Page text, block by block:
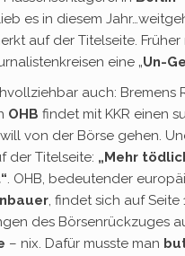
es in diesem
auf der Titelseite. Früher
eine „Un-
auch: Bremens
OHB findet mit KKR einen
will von der Börse gehen.
der Titelseite: „Mehr
. OHB, bedeutender
, findet sich auf Seite
des Börsenrückzuges
– nix. Dafür musste man